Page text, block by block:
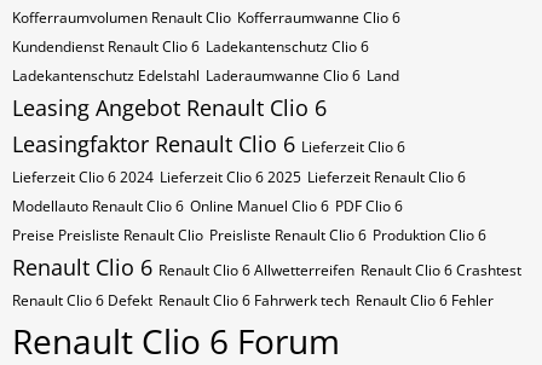
Kofferraumvolumen Renault Clio Kofferraumwanne Clio 6
Kundendienst Renault Clio 6 Ladekantenschutz Clio 6
Ladekantenschutz Edelstahl Laderaumwanne Clio 6 Land
Leasing Angebot Renault Clio 6
Leasingfaktor Renault Clio 6 Lieferzeit Clio 6
Lieferzeit Clio 6 2024 Lieferzeit Clio 6 2025 Lieferzeit Renault Clio 6
Modellauto Renault Clio 6 Online Manuel Clio 6 PDF Clio 6
Preise Preisliste Renault Clio Preisliste Renault Clio 6 Produktion Clio 6
Renault Clio 6 Renault Clio 6 Allwetterreifen Renault Clio 6 Crashtest
Renault Clio 6 Defekt Renault Clio 6 Fahrwerk tech Renault Clio 6 Fehler
Renault Clio 6 Forum